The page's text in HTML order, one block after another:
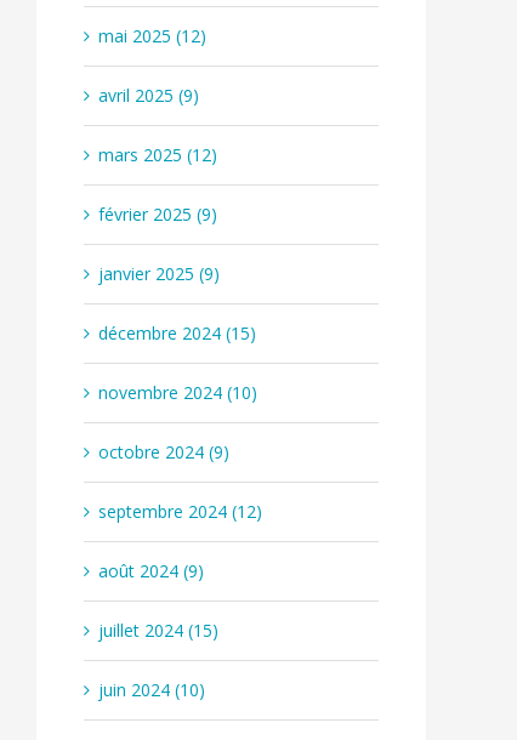
mai 2025 (12)
avril 2025 (9)
mars 2025 (12)
février 2025 (9)
janvier 2025 (9)
décembre 2024 (15)
novembre 2024 (10)
octobre 2024 (9)
septembre 2024 (12)
août 2024 (9)
juillet 2024 (15)
juin 2024 (10)